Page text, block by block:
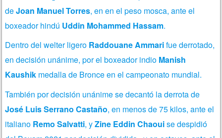
deJoan Manuel Torres, en en el peso mosca, ante el
boxeador hindú Uddin Mohammed Hassam.
Dentro del welter ligero Raddouane Ammarifue derrotado,
en decisión unánime, por el boxeador indio Manish
Kaushik medalla de Bronce en el campeonato mundial.
También por decisión unánime se decantó la derrota de
José Luis Serrano Castaño, en menos de 75 kilos, ante el
italiano Remo Salvatti, yZine Eddin Chaouise despidió